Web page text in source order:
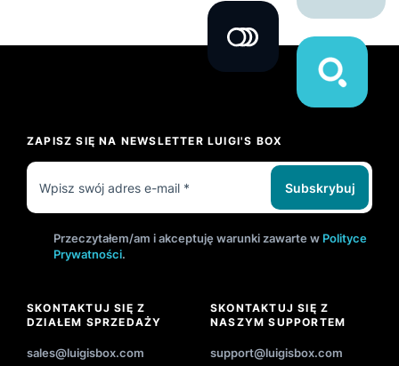
ZAPISZ SIĘ NA NEWSLETTER LUIGI'S BOX
Subskrybuj
Przeczytałem/am i akceptuję warunki zawarte w Polityce
Prywatności.
SKONTAKTUJ SIĘ Z
DZIAŁEM SPRZEDAŻY
sales@luigisbox.com
SKONTAKTUJ SIĘ Z
NASZYM SUPPORTEM
support@luigisbox.com